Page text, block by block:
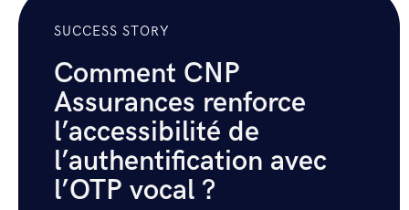
SUCCESS STORY
Comment CNP
Assurances renforce
l’accessibilité de
l’authentification avec
l’OTP vocal ?